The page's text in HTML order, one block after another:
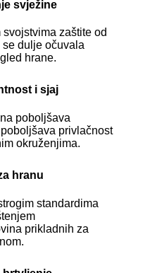
svježine
zaštite od
dulje očuvala
hrane.
i sjaj
poboljšava
privlačnost
okruženjima.
hranu
standardima
prikladnih za